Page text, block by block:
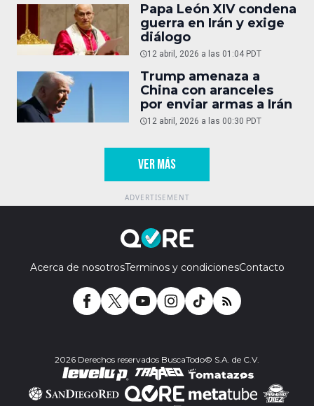
Papa León XIV condena
guerra en Irán y exige
diálogo
12 abril, 2026 a las 01:04 PDT
Trump amenaza a
China con aranceles
por enviar armas a Irán
12 abril, 2026 a las 00:30 PDT
VER MÁS
Acerca de nosotrosTerminos y condicionesContacto
2026 Derechos reservados BuscaTodo© S.A. de C.V.